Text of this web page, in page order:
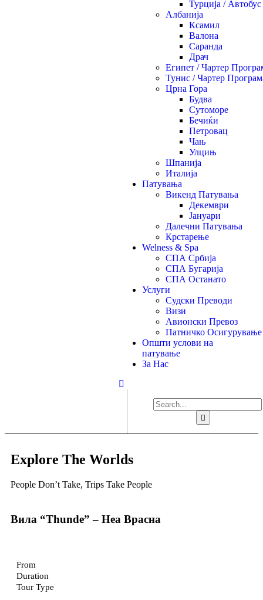
Турција / Автобус
Албанија
Ксамил
Валона
Саранда
Драч
Египет / Чартер
Тунис / Чартер
Црна Гора
Будва
Сутоморе
Бечиќи
Петровац
Чањ
Улцињ
Шпанија
Италија
Патувања
Викенд Патувања
Декември
Јануари
Далечни Патувања
Крстарење
Welness & Spa
СПА Србија
СПА Бугарија
СПА Останато
Услуги
Судски Преводи
Визи
Авионски Превоз
Патничко Осигурување
Општи услови на
патување
За Нас
Explore The Worlds
People Don’t Take, Trips Take People
Вила “Thunde” – Неа Врасна
From
Duration
Tour Type